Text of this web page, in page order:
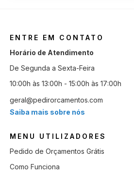
ENTRE EM CONTATO
Horário de Atendimento
De Segunda a Sexta-Feira
10:00h às 13:00h - 15:00h às 17:00h
geral@pedirorcamentos.com
Saiba mais sobre nós
MENU UTILIZADORES
Pedido de Orçamentos Grátis
Como Funciona